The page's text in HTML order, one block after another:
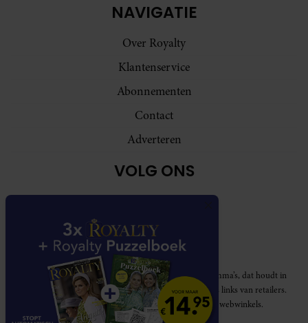
NAVIGATIE
Over Royalty
Klantenservice
Abonnementen
Contact
Adverteren
VOLG ONS
Royalty participeert in diverse affiliate marketing programma’s, dat houdt in
dat Royalty commissies ontvangt voor aankopen middels links van retailers.
Deze website wordt niet gesponsord door de genoemde webwinkels.